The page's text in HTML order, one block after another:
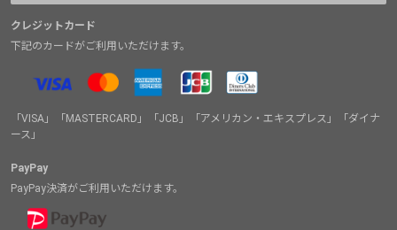
クレジットカード
下記のカードがご利用いただけます。
「VISA」「MASTERCARD」「JCB」「アメリカン・エキスプレス」「ダイナ
ース」
PayPay
PayPay決済がご利用いただけます。